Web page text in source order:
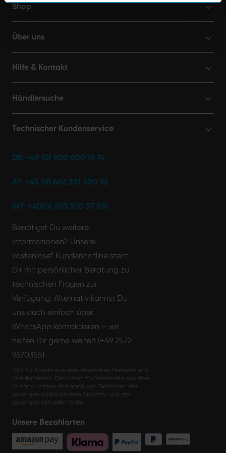
Shop
Über uns
Hilfe & Kontakt
Händlersuche
Technischer Kundenservice
DE: +49 (0) 800 000 19 74
AT: +43 (0) 662 251 300 32
INT: +40(0) 203 570 57 510
Benötigst Du weitere
Informationen? Unsere
kostenlose* Kundenhotline steht
Dir mit persönlicher Beratung zu
technischen Fragen zur
Verfügung. Alternativ kannst Du
uns auch einfach über
WhatsApp kontaktieren – wir
helfen Dir gerne weiter! (+49 2572
9670355)
*Gilt für Anrufe aus dem deutschen Festnetz und
Mobilfunknetz. Die Kosten für Telefonate aus dem
Ausland richten sich nach den Gebühren der
jeweiligen ausländischen Anbieter und der
jeweiligen aktuellen Tarife.
Unsere Bezahlarten